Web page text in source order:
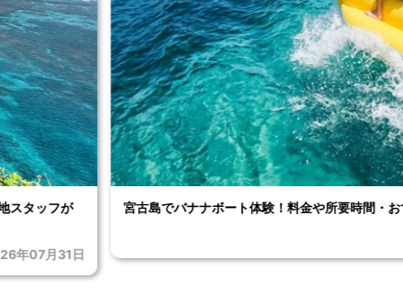
宮古島には空港が2つある？宮古空港と下地島空